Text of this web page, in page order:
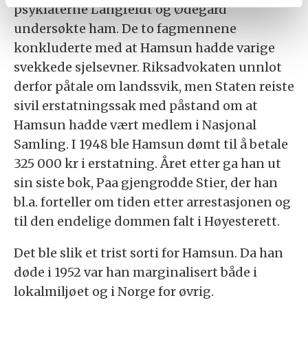
psykiaterne Langfeldt og Ødegård
undersøkte ham. De to fagmennene
konkluderte med at Hamsun hadde varige
svekkede sjelsevner. Riksadvokaten unnlot
derfor påtale om landssvik, men Staten reiste
sivil erstatningssak med påstand om at
Hamsun hadde vært medlem i Nasjonal
Samling. I 1948 ble Hamsun dømt til å betale
325 000 kr i erstatning. Året etter ga han ut
sin siste bok, Paa gjengrodde Stier, der han
bl.a. forteller om tiden etter arrestasjonen og
til den endelige dommen falt i Høyesterett.
Det ble slik et trist sorti for Hamsun. Da han
døde i 1952 var han marginalisert både i
lokalmiljøet og i Norge for øvrig.